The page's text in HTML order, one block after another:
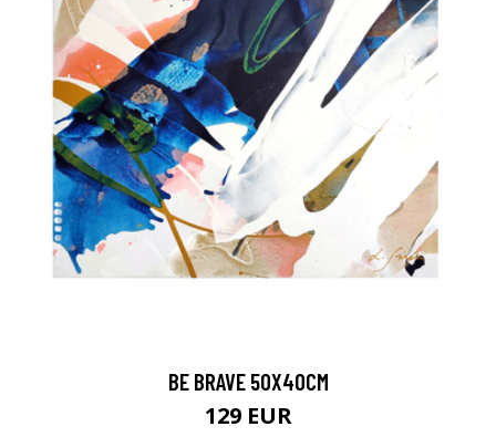
BE BRAVE 50X40CM
129 EUR